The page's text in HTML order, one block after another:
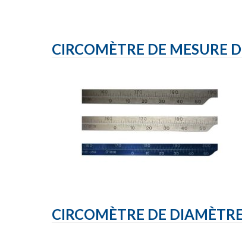
CIRCOMÈTRE DE MESURE
CIRCOMÈTRE DE